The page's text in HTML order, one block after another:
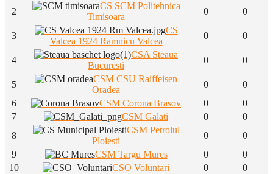
2
CS SCM Politehnica
Timisoara
0 0
3
CS
Valcea 1924 Ramnicu Valcea
0 0
4
CSA Steaua
Bucuresti
0 0
5
CSM CSU Raiffeisen
Oradea
0
0
6
CSM Corona Brasov 0
0
7
CSM Galati 0
0
8
CSM Petrolul
Ploiesti
0
0
9
CSM Targu Mures 0
0
10
CSO Voluntari 0
0